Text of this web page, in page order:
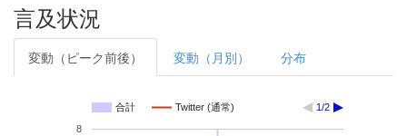
言及状況
変動（ピーク前後） 変動（月別） 分布
合計 Twitter (通常) 1/2
8